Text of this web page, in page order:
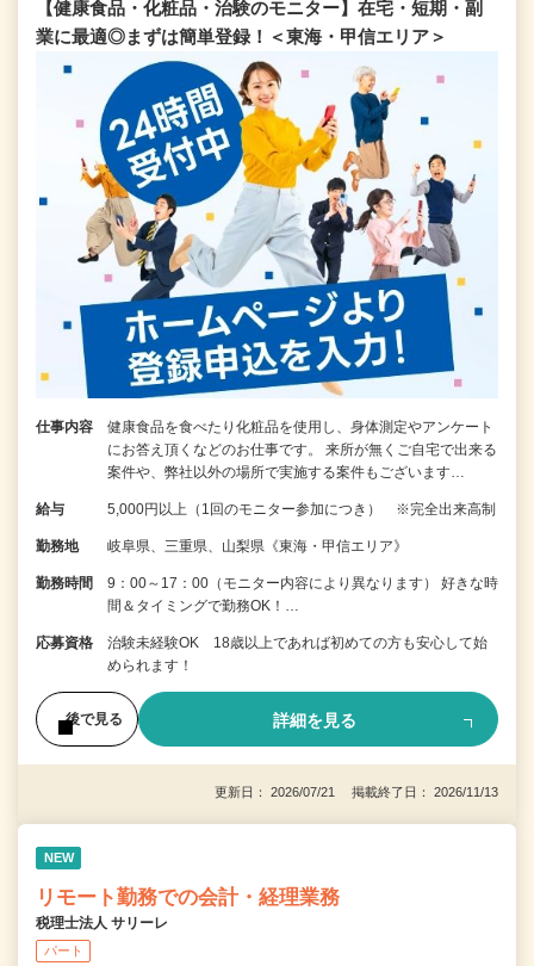
【健康食品・化粧品・治験のモニター】在宅・短期・副
業に最適◎まずは簡単登録！＜東海・甲信エリア＞
仕事内容
健康食品を食べたり化粧品を使用し、身体測定やアンケート
にお答え頂くなどのお仕事です。 来所が無くご自宅で出来る
案件や、弊社以外の場所で実施する案件もございます…
給与 5,000円以上（1回のモニター参加につき） ※完全出来高制
勤務地 岐阜県、三重県、山梨県《東海・甲信エリア》
勤務時間
9：00～17：00（モニター内容により異なります） 好きな時
間＆タイミングで勤務OK！…
応募資格
治験未経験OK 18歳以上であれば初めての方も安心して始
められます！
後で見る 詳細を見る
更新日： 2026/07/21 掲載終了日： 2026/11/13
NEW
リモート勤務での会計・経理業務
税理士法人 サリーレ
パート